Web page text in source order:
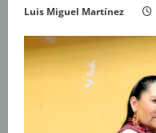
Luis Miguel Martínez